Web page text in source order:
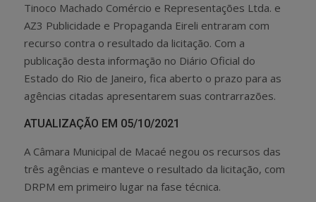
Tinoco Machado Comércio e Representações Ltda. e
AZ3 Publicidade e Propaganda Eireli entraram com
recurso contra o resultado da licitação. Com a
publicação desta informação no Diário Oficial do
Estado do Rio de Janeiro, fica aberto o prazo para as
agências citadas apresentarem suas contrarrazões.
ATUALIZAÇÃO EM 05/10/2021
A Câmara Municipal de Macaé negou os recursos das
três agências e manteve o resultado da licitação, com
DRPM em primeiro lugar na fase técnica.